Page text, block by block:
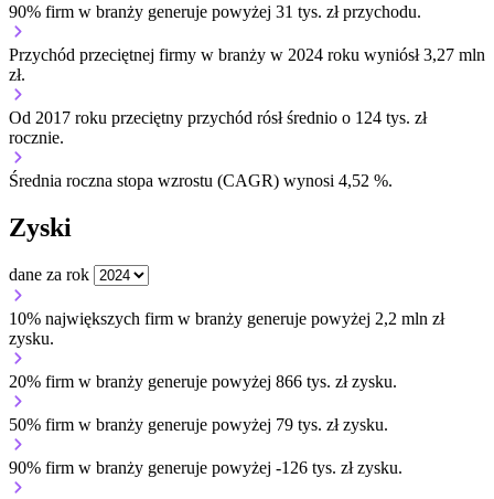
90% firm w branży generuje powyżej 31 tys. zł przychodu.
Przychód przeciętnej firmy w branży w 2024 roku wyniósł 3,27 mln
zł.
Od 2017 roku przeciętny przychód rósł średnio o 124 tys. zł
rocznie.
Średnia roczna stopa wzrostu (CAGR) wynosi 4,52 %.
Zyski
dane za rok
10% największych firm w branży generuje powyżej 2,2 mln zł
zysku.
20% firm w branży generuje powyżej 866 tys. zł zysku.
50% firm w branży generuje powyżej 79 tys. zł zysku.
90% firm w branży generuje powyżej -126 tys. zł zysku.